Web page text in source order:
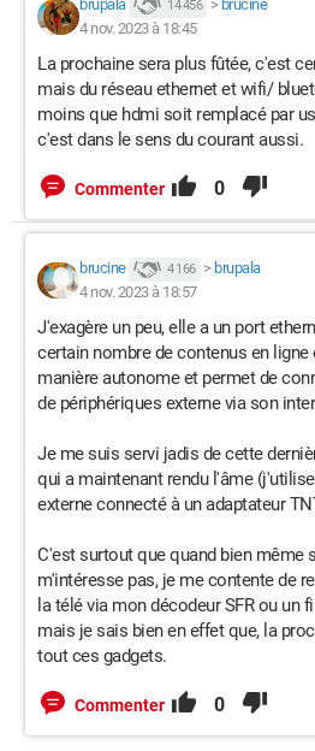
brupala 14 456 > brucine
4 nov. 2023 à 18:45
La prochaine sera plus fûtée, c'est
mais du réseau ethernet et wifi/
moins que hdmi soit remplacé par
c'est dans le sens du courant aussi.
Commenter 0
brucine 4 166 > brupala
4 nov. 2023 à 18:57
J'exagère un peu, elle a un port
certain nombre de contenus en ligne
manière autonome et permet de
de périphériques externe via son
Je me suis servi jadis de cette
qui a maintenant rendu l'âme
externe connecté à un adaptateur
C'est surtout que quand bien même
m'intéresse pas, je me contente de
la télé via mon décodeur SFR ou un
mais je sais bien en effet que, la
tout ces gadgets.
Commenter 0